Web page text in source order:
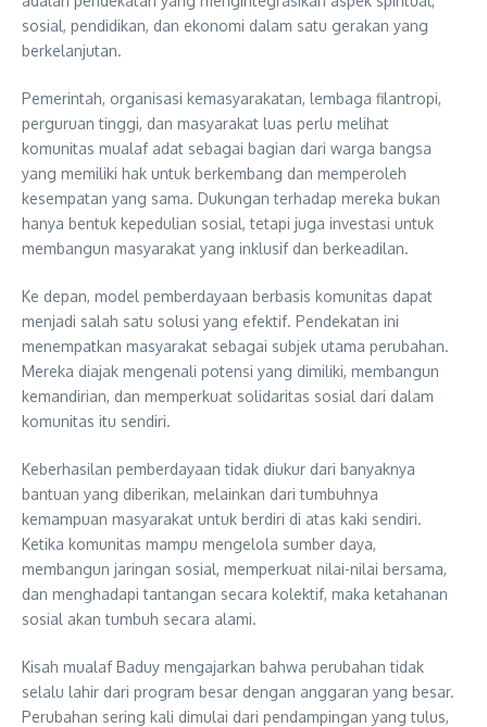
sosial, pendidikan, dan ekonomi dalam satu gerakan yang
berkelanjutan.
Pemerintah, organisasi kemasyarakatan, lembaga filantropi,
perguruan tinggi, dan masyarakat luas perlu melihat
komunitas mualaf adat sebagai bagian dari warga bangsa
yang memiliki hak untuk berkembang dan memperoleh
kesempatan yang sama. Dukungan terhadap mereka bukan
hanya bentuk kepedulian sosial, tetapi juga investasi untuk
membangun masyarakat yang inklusif dan berkeadilan.
Ke depan, model pemberdayaan berbasis komunitas dapat
menjadi salah satu solusi yang efektif. Pendekatan ini
menempatkan masyarakat sebagai subjek utama perubahan.
Mereka diajak mengenali potensi yang dimiliki, membangun
kemandirian, dan memperkuat solidaritas sosial dari dalam
komunitas itu sendiri.
Keberhasilan pemberdayaan tidak diukur dari banyaknya
bantuan yang diberikan, melainkan dari tumbuhnya
kemampuan masyarakat untuk berdiri di atas kaki sendiri.
Ketika komunitas mampu mengelola sumber daya,
membangun jaringan sosial, memperkuat nilai-nilai bersama,
dan menghadapi tantangan secara kolektif, maka ketahanan
sosial akan tumbuh secara alami.
Kisah mualaf Baduy mengajarkan bahwa perubahan tidak
selalu lahir dari program besar dengan anggaran yang besar.
Perubahan sering kali dimulai dari pendampingan yang tulus,